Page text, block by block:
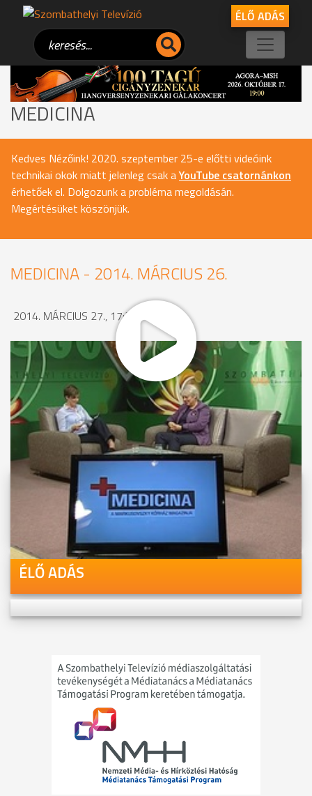
ÉLŐ ADÁS
MEDICINA
Kedves Nézőink! 2020. szeptember 25-e előtti videóink
technikai okok miatt jelenleg csak aYouTube csatornánkon
érhetőek el. Dolgozunk a probléma megoldásán.
Megértésüket köszönjük.
MEDICINA - 2014. MÁRCIUS 26.
2014. MÁRCIUS 27., 17:37
MEGOSZTÁS
Videóink megtekinthetőek
Youtube-csatornánkon is!
ÉLŐ ADÁS